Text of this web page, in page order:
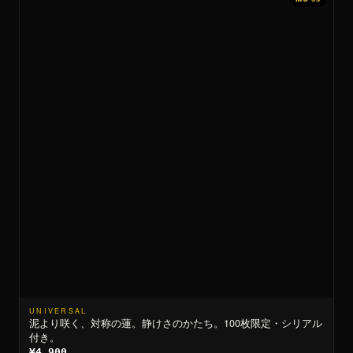
UNIVERSAL
泥より咲く、対称の蓮。静けさのかたち。100枚限定・シリアル
付き。